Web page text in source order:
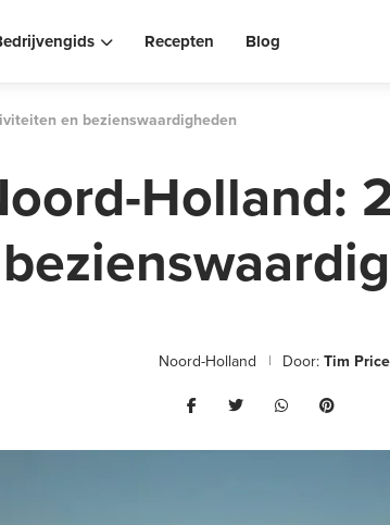
Recepten Blog
en bezienswaardigheden
Holland:
Noord-Holland Door:Tim Price